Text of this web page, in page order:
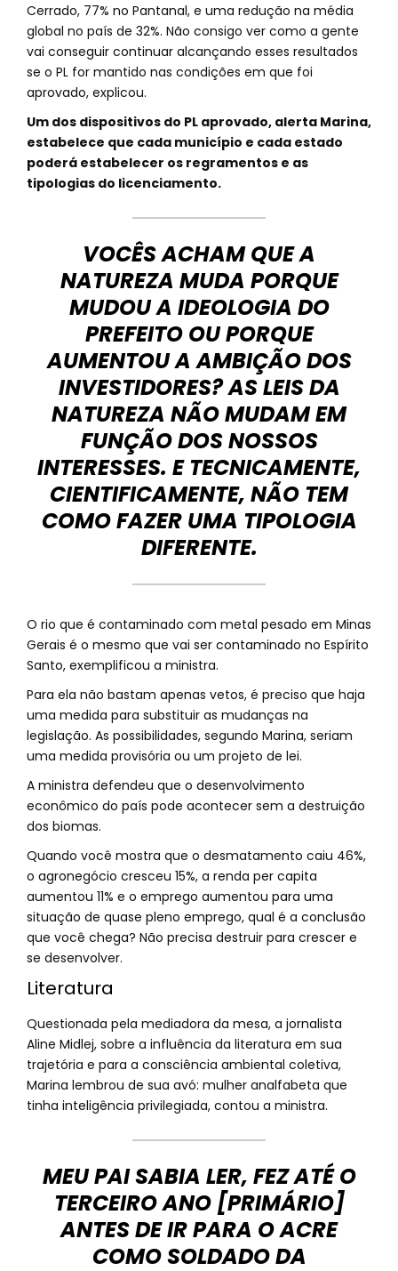
Cerrado, 77% no Pantanal, e uma redução na média
global no país de 32%. Não consigo ver como a gente
vai conseguir continuar alcançando esses resultados
se o PL for mantido nas condições em que foi
aprovado, explicou.
Um dos dispositivos do PL aprovado, alerta Marina,
estabelece que cada município e cada estado
poderá estabelecer os regramentos e as
tipologias do licenciamento.
VOCÊS ACHAM QUE A
NATUREZA MUDA PORQUE
MUDOU A IDEOLOGIA DO
PREFEITO OU PORQUE
AUMENTOU A AMBIÇÃO DOS
INVESTIDORES? AS LEIS DA
NATUREZA NÃO MUDAM EM
FUNÇÃO DOS NOSSOS
INTERESSES. E TECNICAMENTE,
CIENTIFICAMENTE, NÃO TEM
COMO FAZER UMA TIPOLOGIA
DIFERENTE.
O rio que é contaminado com metal pesado em Minas
Gerais é o mesmo que vai ser contaminado no Espírito
Santo, exemplificou a ministra.
Para ela não bastam apenas vetos, é preciso que haja
uma medida para substituir as mudanças na
legislação. As possibilidades, segundo Marina, seriam
uma medida provisória ou um projeto de lei.
A ministra defendeu que o desenvolvimento
econômico do país pode acontecer sem a destruição
dos biomas.
Quando você mostra que o desmatamento caiu 46%,
o agronegócio cresceu 15%, a renda per capita
aumentou 11% e o emprego aumentou para uma
situação de quase pleno emprego, qual é a conclusão
que você chega? Não precisa destruir para crescer e
se desenvolver.
Literatura
Questionada pela mediadora da mesa, a jornalista
Aline Midlej, sobre a influência da literatura em sua
trajetória e para a consciência ambiental coletiva,
Marina lembrou de sua avó: mulher analfabeta que
tinha inteligência privilegiada, contou a ministra.
MEU PAI SABIA LER, FEZ ATÉ O
TERCEIRO ANO [PRIMÁRIO]
ANTES DE IR PARA O ACRE
COMO SOLDADO DA